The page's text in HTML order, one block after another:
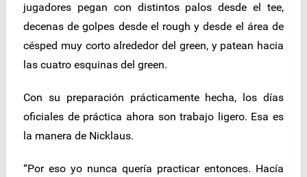
jugadores pegan con distintos palos desde el tee,
decenas de golpes desde el rough y desde el área de
césped muy corto alrededor del green, y patean hacia
las cuatro esquinas del green.
Con su preparación prácticamente hecha, los días
oficiales de práctica ahora son trabajo ligero. Esa es
la manera de Nicklaus.
“Por eso yo nunca quería practicar entonces. Hacía